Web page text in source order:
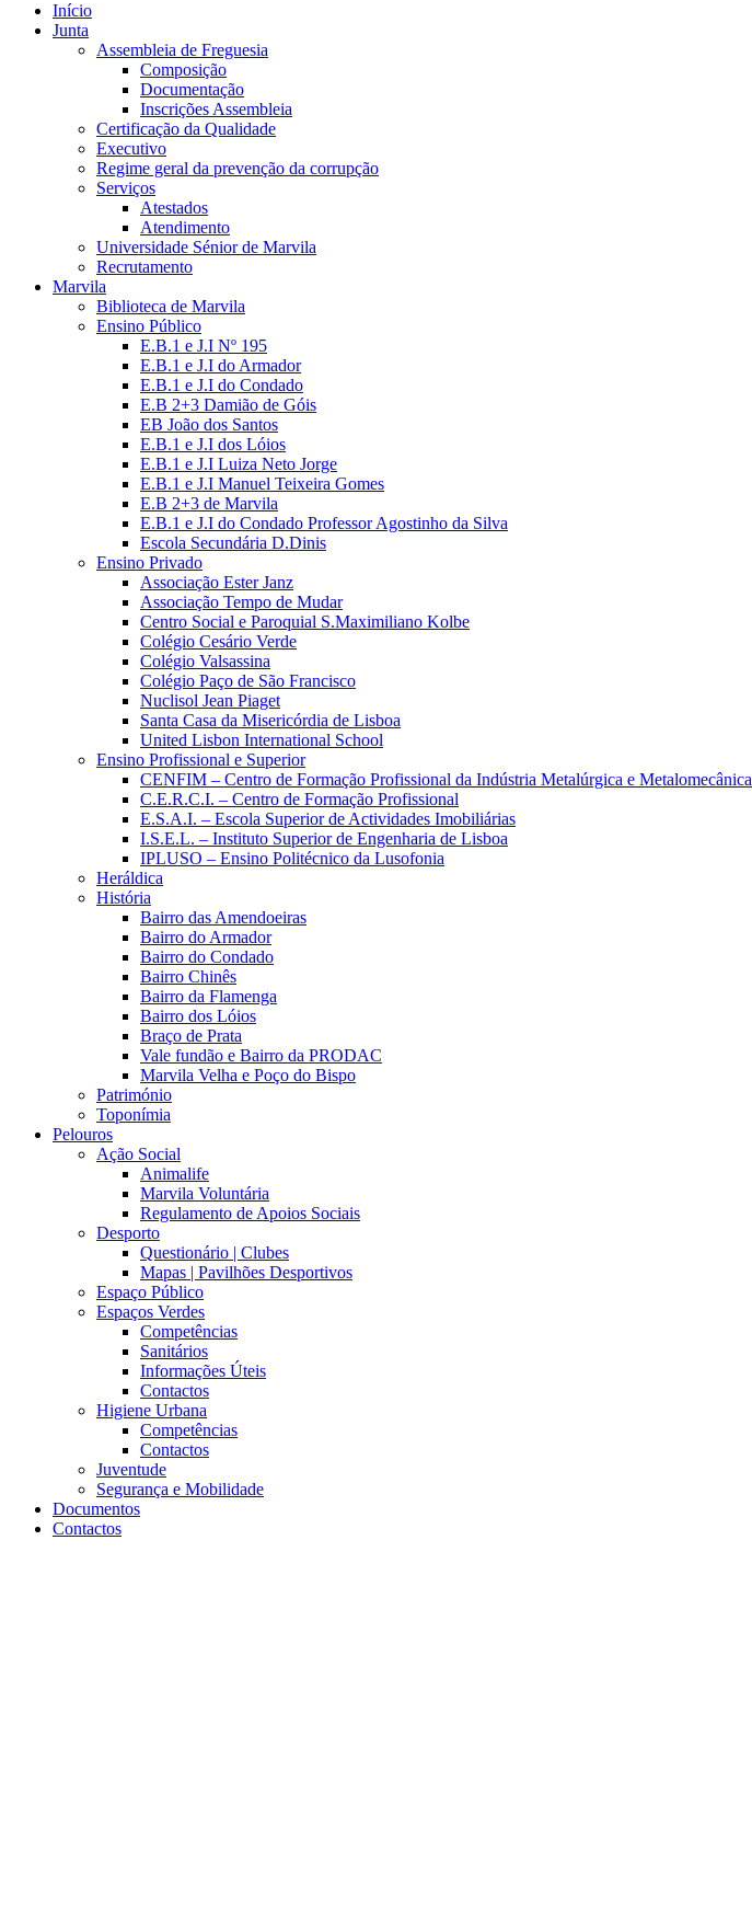
Início
Junta
Assembleia de Freguesia
Composição
Documentação
Inscrições Assembleia
Certificação da Qualidade
Executivo
Regime geral da prevenção da corrupção
Serviços
Atestados
Atendimento
Universidade Sénior de Marvila
Recrutamento
Marvila
Biblioteca de Marvila
Ensino Público
E.B.1 e J.I Nº 195
E.B.1 e J.I do Armador
E.B.1 e J.I do Condado
E.B 2+3 Damião de Góis
EB João dos Santos
E.B.1 e J.I dos Lóios
E.B.1 e J.I Luiza Neto Jorge
E.B.1 e J.I Manuel Teixeira Gomes
E.B 2+3 de Marvila
E.B.1 e J.I do Condado Professor Agostinho da Silva
Escola Secundária D.Dinis
Ensino Privado
Associação Ester Janz
Associação Tempo de Mudar
Centro Social e Paroquial S.Maximiliano Kolbe
Colégio Cesário Verde
Colégio Valsassina
Colégio Paço de São Francisco
Nuclisol Jean Piaget
Santa Casa da Misericórdia de Lisboa
United Lisbon International School
Ensino Profissional e Superior
CENFIM – Centro de Formação Profissional da Indústria Metalúrgica e Metalomecânica
C.E.R.C.I. – Centro de Formação Profissional
E.S.A.I. – Escola Superior de Actividades Imobiliárias
I.S.E.L. – Instituto Superior de Engenharia de Lisboa
IPLUSO – Ensino Politécnico da Lusofonia
Heráldica
História
Bairro das Amendoeiras
Bairro do Armador
Bairro do Condado
Bairro Chinês
Bairro da Flamenga
Bairro dos Lóios
Braço de Prata
Vale fundão e Bairro da PRODAC
Marvila Velha e Poço do Bispo
Património
Toponímia
Pelouros
Ação Social
Animalife
Marvila Voluntária
Regulamento de Apoios Sociais
Desporto
Questionário | Clubes
Mapas | Pavilhões Desportivos
Espaço Público
Espaços Verdes
Competências
Sanitários
Informações Úteis
Contactos
Higiene Urbana
Competências
Contactos
Juventude
Segurança e Mobilidade
Documentos
Contactos